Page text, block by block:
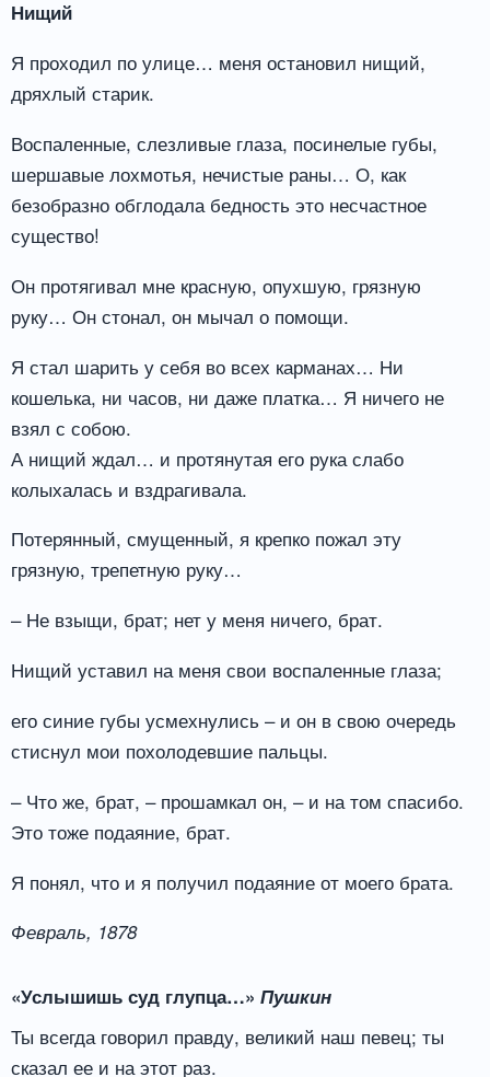
Нищий
Я проходил по улице… меня остановил нищий,
дряхлый старик.
Воспаленные, слезливые глаза, посинелые губы,
шершавые лохмотья, нечистые раны… О, как
безобразно обглодала бедность это несчастное
существо!
Он протягивал мне красную, опухшую, грязную
руку… Он стонал, он мычал о помощи.
Я стал шарить у себя во всех карманах… Ни
кошелька, ни часов, ни даже платка… Я ничего не
взял с собою.
А нищий ждал… и протянутая его рука слабо
колыхалась и вздрагивала.
Потерянный, смущенный, я крепко пожал эту
грязную, трепетную руку…
– Не взыщи, брат; нет у меня ничего, брат.
Нищий уставил на меня свои воспаленные глаза;
его синие губы усмехнулись – и он в свою очередь
стиснул мои похолодевшие пальцы.
– Что же, брат, – прошамкал он, – и на том спасибо.
Это тоже подаяние, брат.
Я понял, что и я получил подаяние от моего брата.
Февраль, 1878
«Услышишь суд глупца…» Пушкин
Ты всегда говорил правду, великий наш певец; ты
сказал ее и на этот раз.